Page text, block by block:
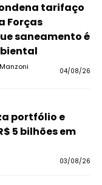
tarifaço
Forças
saneamento é
04/08/26
portfólio e
5 bilhões em
03/08/26